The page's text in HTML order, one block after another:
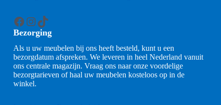
Facebook
Instagram
TikTok
Bezorging
Als u uw meubelen bij ons heeft besteld, kunt u een
bezorgdatum afspreken. We leveren in heel Nederland vanuit
ons centrale magazijn. Vraag ons naar onze voordelige
bezorgtarieven of haal uw meubelen kosteloos op in de
winkel.